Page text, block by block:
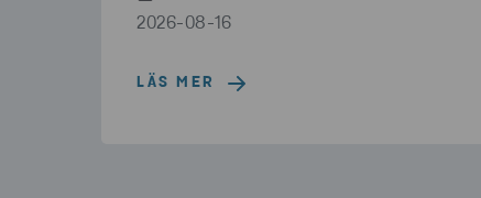
2026-08-16
LÄS MER